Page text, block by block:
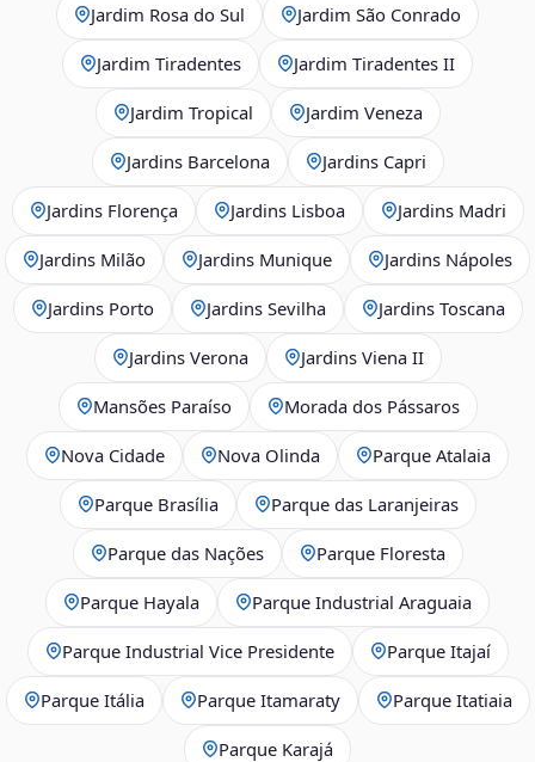
Jardim Rosa do Sul Jardim São Conrado
Jardim Tiradentes Jardim Tiradentes II
Jardim Tropical Jardim Veneza
Jardins Barcelona Jardins Capri
Jardins Florença Jardins Lisboa Jardins Madri
Jardins Milão Jardins Munique Jardins Nápoles
Jardins Porto Jardins Sevilha Jardins Toscana
Jardins Verona Jardins Viena II
Mansões Paraíso Morada dos Pássaros
Nova Cidade Nova Olinda Parque Atalaia
Parque Brasília Parque das Laranjeiras
Parque das Nações Parque Floresta
Parque Hayala Parque Industrial Araguaia
Parque Industrial Vice Presidente Parque Itajaí
Parque Itália Parque Itamaraty Parque Itatiaia
Parque Karajá